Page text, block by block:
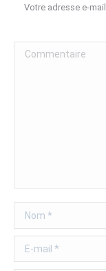
Votre adresse e-
Commentaire
Nom *
E-mail *